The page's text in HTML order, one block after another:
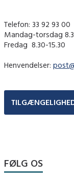
Telefon: 33 92 93 00
Mandag-torsdag
Fredag ​ 8.30-15.30
Henvendelser:
FØLG OS